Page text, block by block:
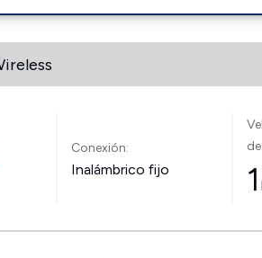
Conexión:
Inalámbrico fijo 1